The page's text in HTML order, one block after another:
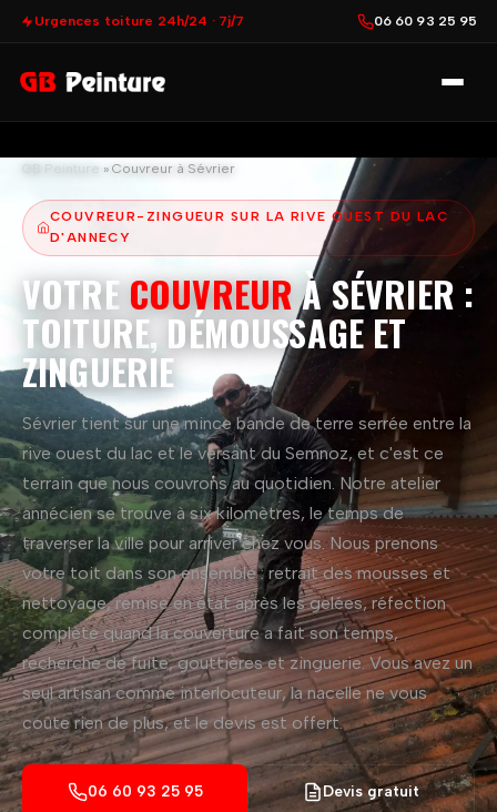
Urgences toiture 24h/24 · 7j/7 06 60 93 25 95
GB Peinture » Couvreur à Sévrier
COUVREUR-ZINGUEUR SUR LA RIVE OUEST DU LAC
D'ANNECY
VOTRECOUVREURÀ SÉVRIER :
TOITURE, DÉMOUSSAGE ET
ZINGUERIE
Sévrier tient sur une mince bande de terre serrée entre la
rive ouest du lac et le versant du Semnoz, et c'est ce
terrain que nous couvrons au quotidien. Notre atelier
annécien se trouve à six kilomètres, le temps de
traverser la ville pour arriver chez vous. Nous prenons
votre toit dans son ensemble : retrait des mousses et
nettoyage, remise en état après les gelées, réfection
complète quand la couverture a fait son temps,
recherche de fuite, gouttières et zinguerie. Vous avez un
seul artisan comme interlocuteur, la nacelle ne vous
coûte rien de plus, et le devis est offert.
06 60 93 25 95 Devis gratuit